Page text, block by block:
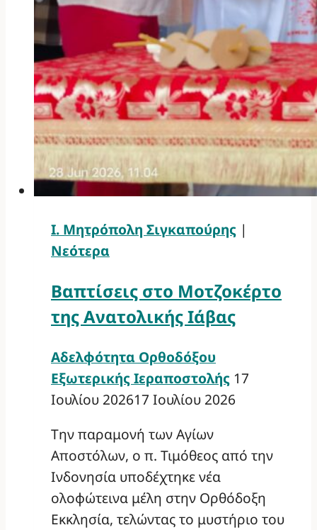
Ι. Μητρόπολη Σιγκαπούρης |
Νεότερα
Βαπτίσεις στο Μοτζοκέρτο
της Ανατολικής Ιάβας
Αδελφότητα Ορθοδόξου
Εξωτερικής Ιεραποστολής 17
Ιουλίου 202617 Ιουλίου 2026
Την παραμονή των Αγίων
Αποστόλων, ο π. Τιμόθεος από την
Ινδονησία υποδέχτηκε νέα
ολοφώτεινα μέλη στην Ορθόδοξη
Εκκλησία, τελώντας το μυστήριο του